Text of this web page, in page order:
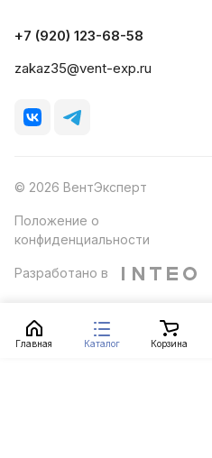
Главная Каталог Корзина
+7 (920) 123-68-58
zakaz35@vent-exp.ru
© 2026 ВентЭксперт
Положение о
конфиденциальности
Разработано в